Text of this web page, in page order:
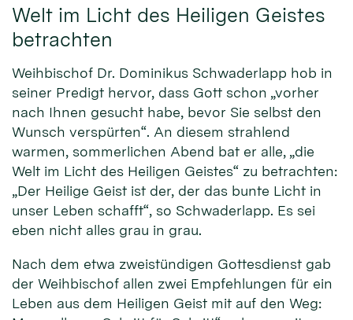
Welt im Licht des Heiligen Geistes
betrachten
Weihbischof Dr. Dominikus Schwaderlapp hob in
seiner Predigt hervor, dass Gott schon „vorher
nach Ihnen gesucht habe, bevor Sie selbst den
Wunsch verspürten“. An diesem strahlend
warmen, sommerlichen Abend bat er alle, „die
Welt im Licht des Heiligen Geistes“ zu betrachten:
„Der Heilige Geist ist der, der das bunte Licht in
unser Leben schafft“, so Schwaderlapp. Es sei
eben nicht alles grau in grau.
Nach dem etwa zweistündigen Gottesdienst gab
der Weihbischof allen zwei Empfehlungen für ein
Leben aus dem Heiligen Geist mit auf den Weg: